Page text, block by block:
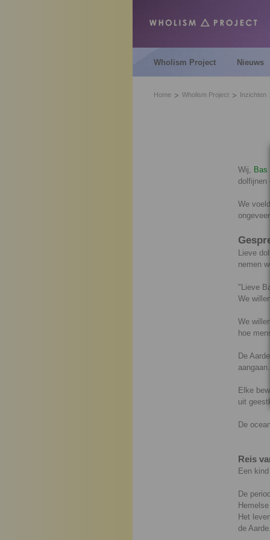
Wholism Project Nieuws
Home Wholism Project Inzichten
Wij, Bas
dolfijnen
We
Lieve
nemen
"Lieve
We
We
hoe
De
Elke
uit
De
Reis
Een
De
Het
de